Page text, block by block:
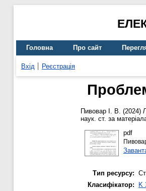
Головна Про сайт
Вхід Реєстрація
Пивовар І. В. (2024)
наук. ст. за
pdf
Тип ресурсу:
Класифікатор:
K